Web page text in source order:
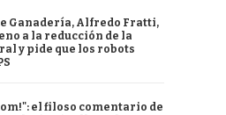
Ganadería, Alfredo Fratti,
a la reducción de la
y pide que los robots
el filoso comentario de